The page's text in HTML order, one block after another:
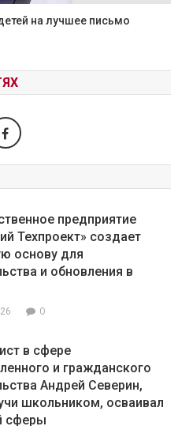
на лучшее письмо
предприятие
Техпроект» создает
основу для
и обновления в
0
в сфере
и гражданского
Андрей Северин,
школьником, осваивал
сферы